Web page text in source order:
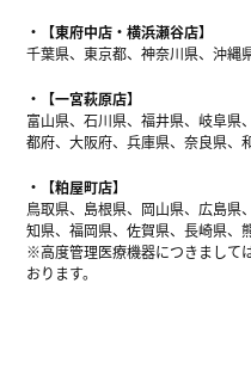
【東府中店・横浜瀬谷店】
千葉県、東京都、神奈川県、沖縄
【一宮萩原店】
富山県、石川県、福井県、岐阜県
都府、大阪府、兵庫県、奈良県、
【粕屋町店】
鳥取県、島根県、岡山県、広島県
知県、福岡県、佐賀県、長崎県、
※高度管理医療機器につきまして
おります。